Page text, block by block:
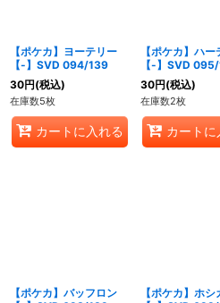
絞り込む
【ポケカ】ヨーテリー
【-】SVD 094/139
30円(税込)
在庫数5枚
カートに入れる
【ポケカ】ハー
【-】SVD
30円(税込)
在庫数2枚
カートに
【ポケカ】バッフロン
【ポケカ】ホシ